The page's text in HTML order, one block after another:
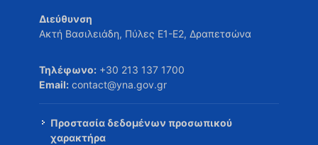
Διεύθυνση
Ακτή Βασιλειάδη, Πύλες Ε1-Ε2, Δραπετσώνα
Τηλέφωνο: +30 213 137 1700
Email: contact@yna.gov.gr
Προστασία δεδομένων προσωπικού
χαρακτήρα